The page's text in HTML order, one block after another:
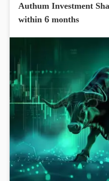
Authum Investment
within 6 months